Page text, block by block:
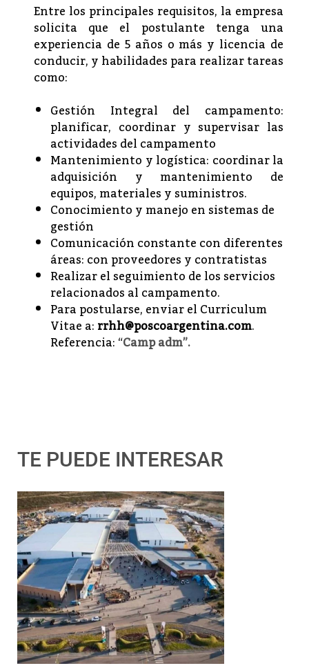
Entre los principales requisitos, la empresa
solicita que el postulante tenga una
experiencia de 5 años o más y licencia de
conducir, y habilidades para realizar tareas
como:
Gestión Integral del campamento:
planificar, coordinar y supervisar las
actividades del campamento
Mantenimiento y logística: coordinar la
adquisición y mantenimiento de
equipos, materiales y suministros.
Conocimiento y manejo en sistemas de
gestión
Comunicación constante con diferentes
áreas: con proveedores y contratistas
Realizar el seguimiento de los servicios
relacionados al campamento.
Para postularse, enviar el Curriculum
Vitae a:rrhh@poscoargentina.com.
Referencia:“Camp adm”.
TE PUEDE INTERESAR